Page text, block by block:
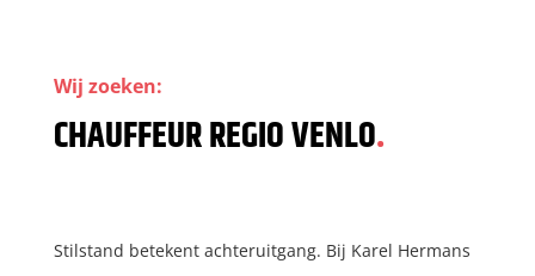
Wij zoeken:
CHAUFFEUR REGIO VENLO.
Stilstand betekent achteruitgang. Bij Karel Hermans